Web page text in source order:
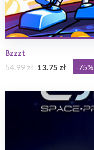
Bzzzt
54.99 zł 13.75 zł -75%